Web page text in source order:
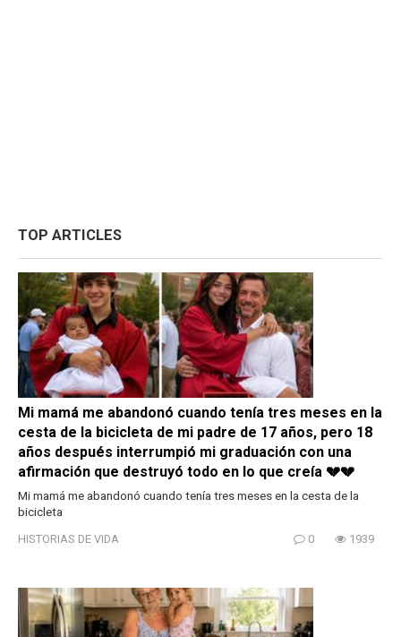
TOP ARTICLES
Mi mamá me abandonó cuando tenía tres meses en la
cesta de la bicicleta de mi padre de 17 años, pero 18
años después interrumpió mi graduación con una
afirmación que destruyó todo en lo que creía 💔💔
Mi mamá me abandonó cuando tenía tres meses en la cesta de la
bicicleta
HISTORIAS DE VIDA 0 1939